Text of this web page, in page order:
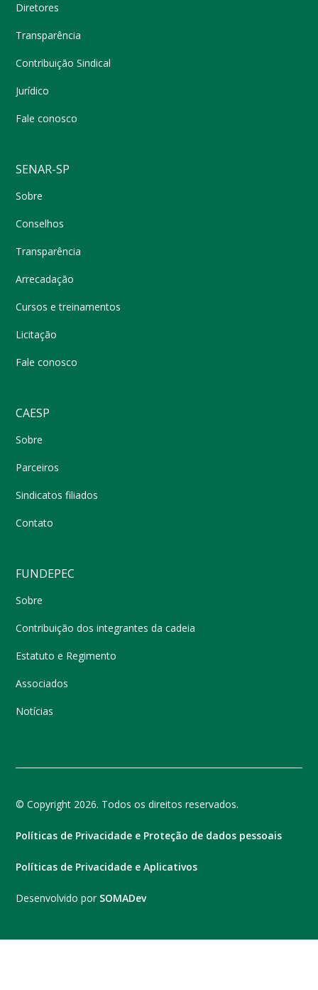
Diretores
Transparência
Contribuição Sindical
Jurídico
Fale conosco
SENAR-SP
Sobre
Conselhos
Transparência
Arrecadação
Cursos e treinamentos
Licitação
Fale conosco
CAESP
Sobre
Parceiros
Sindicatos filiados
Contato
FUNDEPEC
Sobre
Contribuição dos integrantes da cadeia
Estatuto e Regimento
Associados
Notícias
© Copyright 2026. Todos os direitos reservados.
Políticas de Privacidade e Proteção de dados pessoais
Políticas de Privacidade e Aplicativos
Desenvolvido por SOMADev